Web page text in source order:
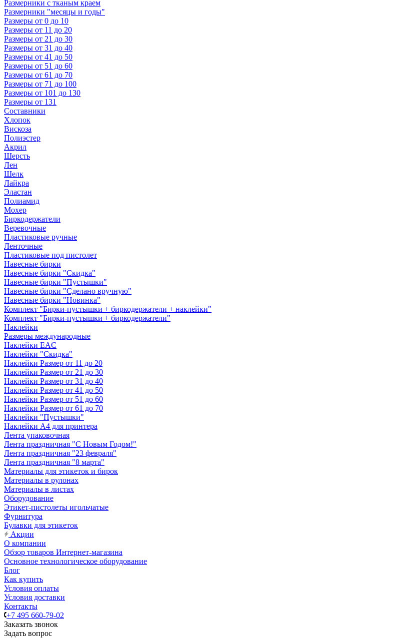
Размерники с тканым краем
Размерники "месяцы и годы"
Размеры от 0 до 10
Размеры от 11 до 20
Размеры от 21 до 30
Размеры от 31 до 40
Размеры от 41 до 50
Размеры от 51 до 60
Размеры от 61 до 70
Размеры от 71 до 100
Размеры от 101 до 130
Размеры от 131
Составники
Хлопок
Вискоза
Полиэстер
Акрил
Шерсть
Лен
Шелк
Лайкра
Эластан
Полиамид
Мохер
Биркодержатели
Веревочные
Пластиковые ручные
Ленточные
Пластиковые под пистолет
Навесные бирки
Навесные бирки "Скидка"
Навесные бирки "Пустышки"
Навесные бирки "Сделано вручную"
Навесные бирки "Новинка"
Комплект "Бирки-пустышки + биркодержатели + наклейки"
Комплект "Бирки-пустышки + биркодержатели"
Наклейки
Размеры международные
Наклейки EAC
Наклейки "Скидка"
Наклейки Размер от 11 до 20
Наклейки Размер от 21 до 30
Наклейки Размер от 31 до 40
Наклейки Размер от 41 до 50
Наклейки Размер от 51 до 60
Наклейки Размер от 61 до 70
Наклейки "Пустышки"
Наклейки А4 для принтера
Лента упаковочная
Лента праздничная "С Новым Годом!"
Лента праздничная "23 февраля"
Лента праздничная "8 марта"
Материалы для этикеток и бирок
Материалы в рулонах
Материалы в листах
Оборудование
Этикет-пистолеты игольчатые
Фурнитура
Булавки для этикеток
Акции
О компании
Обзор товаров Интернет-магазина
Основное технологическое оборудование
Блог
Как купить
Условия оплаты
Условия доставки
Контакты
+7 495 660-79-02
Заказать звонок
Задать вопрос